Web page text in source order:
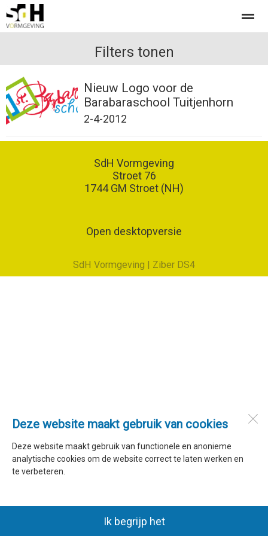
Offerte aanvragen bij SdH Vormgeving
Home Contact
Deze website maakt gebruik van cookies
Deze website maakt gebruik van functionele en anonieme
analytische cookies om de website correct te laten werken en
te verbeteren.
Ik begrijp het
Filters tonen
Nieuw Logo voor de
Barabaraschool Tuitjenhorn
2-4-2012
SdH Vormgeving
Stroet 76
1744 GM Stroet (NH)
Open desktopversie
SdH Vormgeving | Ziber DS4